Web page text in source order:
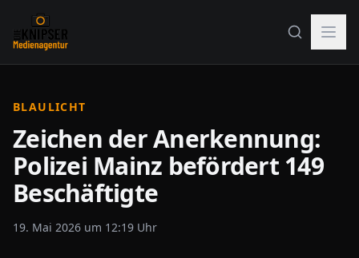
BLAULICHT
Zeichen der Anerkennung:
Polizei Mainz befördert 149
Beschäftigte
19. Mai 2026 um 12:19 Uhr